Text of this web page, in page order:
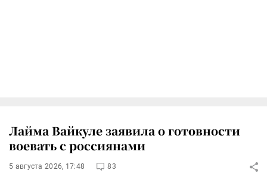
Лайма Вайкуле заявила о готовности
воевать с россиянами
5 августа 2026, 17:48 83